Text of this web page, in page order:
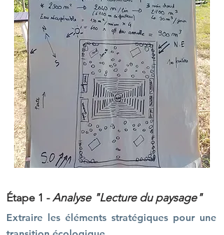
Étape 1 -Analyse "Lecture du paysage"
Extraire les éléments stratégiques pour une